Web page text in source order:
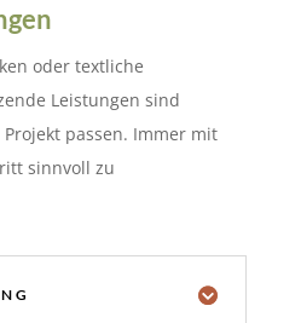
oder textliche
Leistungen sind
passen. Immer mit
sinnvoll zu